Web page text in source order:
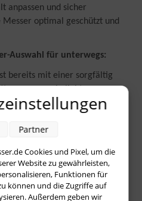
anpassen und sicher
optimal geschützt und
Auswahl für unterwegs:
bereits mit einer sorgfältig
Der asiatische
Fisch und Gemüse – mit
Cookies und Pixel, um die
Website zu gewährleisten,
Funktionen für
können und die Zugriffe auf
Außerdem geben wir
Partner